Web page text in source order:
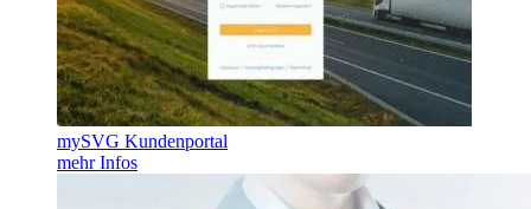
mySVG Kundenportal
mehr Infos